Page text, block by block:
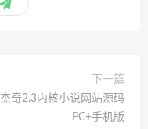
下一篇
杰奇2.3内核小说网站源码
PC+手机版